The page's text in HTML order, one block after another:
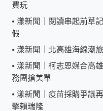
費玩
• 漾新聞｜閱讀串起前草
假
• 漾新聞｜北高雄海線潮
• 漾新聞｜柯志恩媒合高
務團搶美單
• 漾新聞｜疫苗採購爭議
擊賴瑞隆